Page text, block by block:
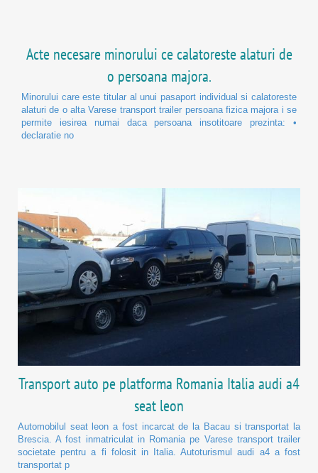
Acte necesare minorului ce calatoreste alaturi de
o persoana majora.
Minorului care este titular al unui pasaport individual si calatoreste
alaturi de o alta Varese transport trailer persoana fizica majora i se
permite iesirea numai daca persoana insotitoare prezinta: •
declaratie no
Transport auto pe platforma Romania Italia audi a4
seat leon
Automobilul seat leon a fost incarcat de la Bacau si transportat la
Brescia. A fost inmatriculat in Romania pe Varese transport trailer
societate pentru a fi folosit in Italia. Autoturismul audi a4 a fost
transportat p